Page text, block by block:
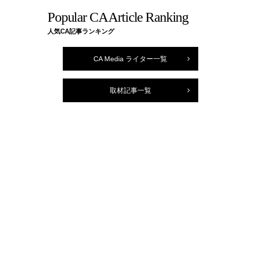
Popular CA Article Ranking
人気CA記事ランキング
CA Media ライター一覧
取材記事一覧